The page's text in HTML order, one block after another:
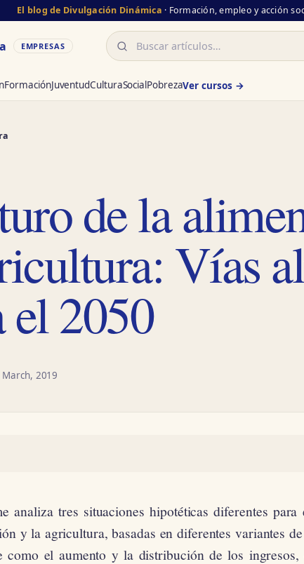
El blog de Divulgación Dinámica · Formación, empleo y acción
EMPRESAS Buscar
FormaciónJuventudCulturaSocialPobrezaVer cursos →
de la
Vías
el 2050
2019
analiza tres situaciones hipotéticas diferentes
y la agricultura, basadas en diferentes variantes
como el aumento y la distribución de los ingresos,